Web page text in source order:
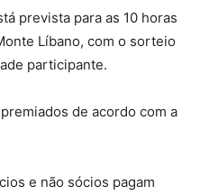
prevista para as 10 horas
Líbano, com o sorteio
participante.
de acordo com a
e não sócios pagam